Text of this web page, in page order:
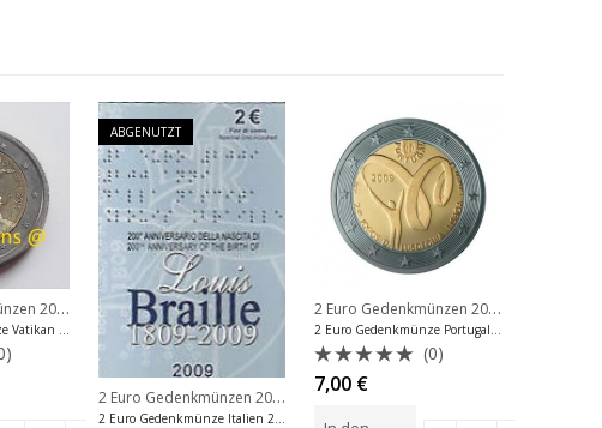
Deutschland
2 Euro Gedenkmünzen 2013 2 Euro Gedenkmünzen Vatikan
2 Euro Gedenkmünze Vatikan 2013 Rio ohne Blister
ABGENUTZT
2 Euro Gedenkmünzen 2009 2 Euro Gedenkmünzen Italien
2 Euro Gedenkmünzen 2009
2 Euro Gedenkmünze Portugal 2009 Münze
Bewertet
mit
(0)
7,00 €